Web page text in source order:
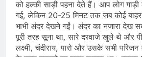
को हल्की साड़ी पहना देते हैं। आप लोग
गई, लेकिन 20-25 मिनट तक जब कोई बाहर
भाभी अंदर देखने गईं। अंदर का नजारा देख
पूरी तरह सूना था, सारे दरवाजे खुले थे और
लक्ष्मी, चंदीराय, पारो और उसके सभी